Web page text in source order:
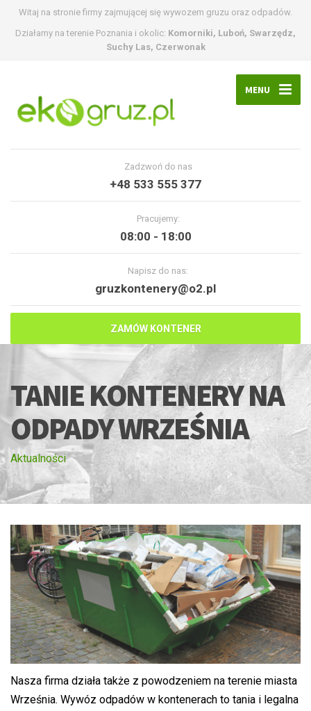
Witaj na stronie firmy zajmującej się wywozem gruzu oraz odpadów.
Działamy na terenie Poznania i okolic: Komorniki, Luboń, Swarzędz,
Suchy Las, Czerwonak
MENU
Zadzwoń do nas
+48 533 555 377
Pracujemy:
08:00 - 18:00
Napisz do nas:
gruzkontenery@o2.pl
ZAMÓW KONTENER
TANIE KONTENERY NA
ODPADY WRZEŚNIA
Aktualności
Nasza firma działa także z powodzeniem na terenie miasta
Września. Wywóz odpadów w kontenerach to tania i legalna